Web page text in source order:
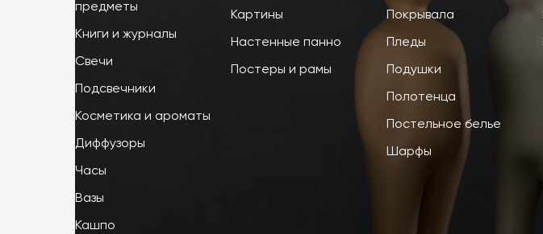
предметы
Книги и журналы
Свечи
Подсвечники
Косметика и ароматы
Диффузоры
Часы
Вазы
Кашпо
Картины
Настенные панно
Постеры и рамы
Покрывала
Пледы
Подушки
Полотенца
Постельное белье
Шарфы